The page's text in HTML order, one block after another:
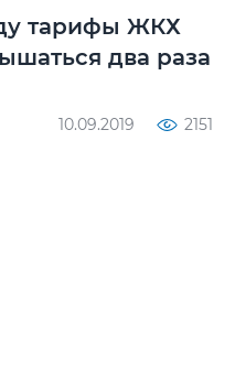
тарифы ЖКХ
два раза
10.09.2019 2151